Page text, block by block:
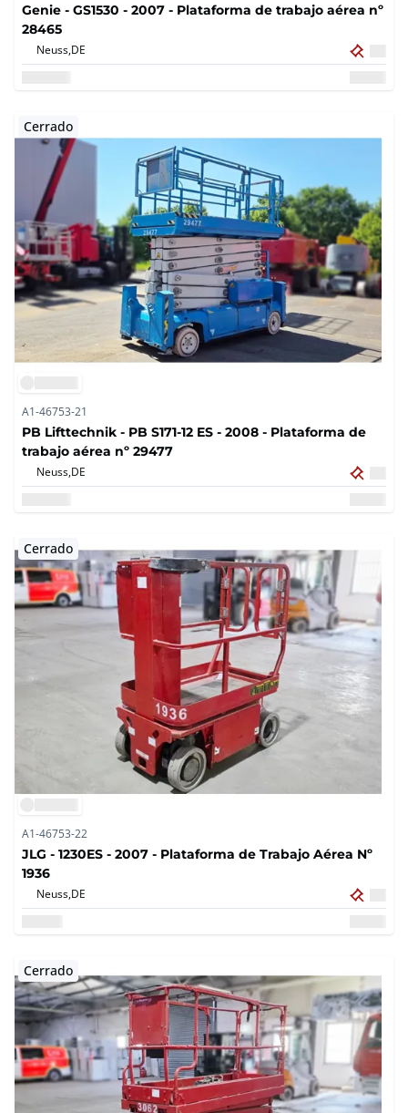
Genie - GS1530 - 2007 - Plataforma de trabajo aérea nº
28465
Neuss,DE
Cerrado
A1-46753-21
PB Lifttechnik - PB S171-12 ES - 2008 - Plataforma de
trabajo aérea nº 29477
Neuss,DE
Cerrado
A1-46753-22
JLG - 1230ES - 2007 - Plataforma de Trabajo Aérea Nº
1936
Neuss,DE
Cerrado